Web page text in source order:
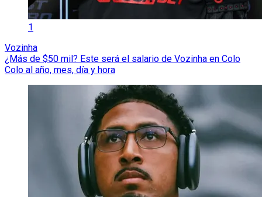
1
Vozinha
¿Más de $50 mil? Este será el salario de Vozinha en Colo
Colo al año, mes, día y hora